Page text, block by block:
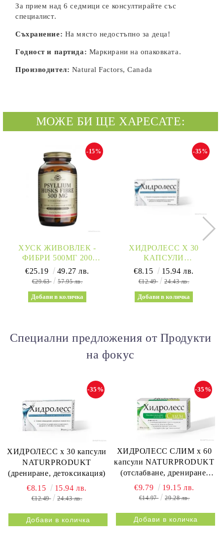
За прием над 6 седмици се консултирайте със
специалист.
Съхранение: На място недостъпно за деца!
Годност и партида: Маркирани на опаковката.
Производител: Natural Factors, Canada
МОЖЕ БИ ЩЕ ХАРЕСАТЕ:
ХУСК ЖИВОВЛЕК -
ФИБРИ 500МГ 200
КАПСУЛИ СОЛГАР |
SOLGAR
-15%
€25.19 49.27 лв.
€29.63 57.95 лв.
ХИДРОЛЕСС Х 30
КАПСУЛИ
NATURPRODUKT
(ДРЕНИРАНЕ,
-35%
€8.15 15.94 лв.
€12.49 24.43 лв.
Специални предложения от Продукти
на фокус
ХИДРОЛЕСС х 30 капсули
NATURPRODUKT
(дрениране, детоксикация)
-35%
€8.15 15.94 лв.
€12.49 24.43 лв.
ХИДРОЛЕСС СЛИМ х 60
капсули NATURPRODUKT
(отслабване, дрениране,
метаболизъм)
-35%
€9.79 19.15 лв.
€14.97 29.28 лв.